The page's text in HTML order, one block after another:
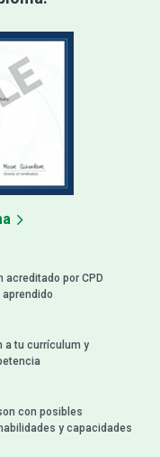
por CPD
a tu currículum y
con posibles
y capacidades